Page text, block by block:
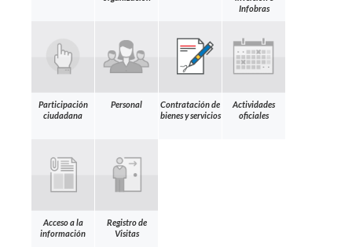
Infobras
Participación
ciudadana
Personal
Contratación de
bienes y servicios
Actividades
oficiales
Acceso a la
información
Registro de
Visitas